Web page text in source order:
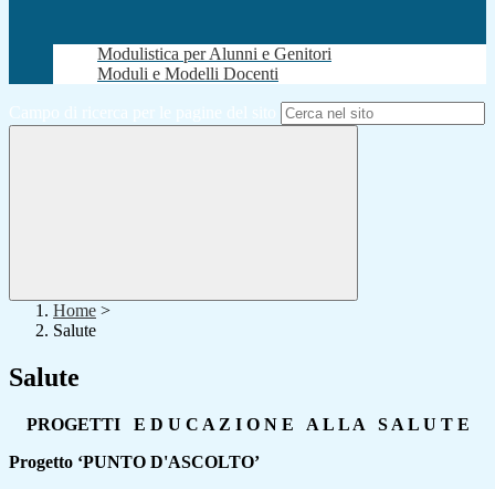
Modulistica per Alunni e Genitori
Moduli e Modelli Docenti
Campo di ricerca per le pagine del sito
Home >
Salute
Salute
PROGETTI E D U C A Z I O N E A L L A S A L U T E
Progetto ‘PUNTO D'ASCOLTO’